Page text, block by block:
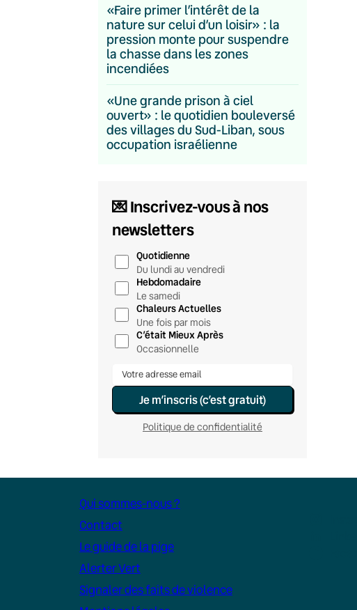
«Faire primer l’intérêt de la
nature sur celui d’un loisir» : la
pression monte pour suspendre
la chasse dans les zones
incendiées
«Une grande prison à ciel
ouvert» : le quotidien bouleversé
des villages du Sud-Liban, sous
occupation israélienne
💌 Inscrivez-vous à nos
newsletters
Quotidienne
Du lundi au vendredi
Hebdomadaire
Le samedi
Chaleurs Actuelles
Une fois par mois
C’était Mieux Après
Occasionnelle
Je m’inscris (c’est gratuit)
Politique de confidentialité
Qui sommes-nous ?
Contact
Le guide de la pige
Alerter Vert
Signaler des faits de violence